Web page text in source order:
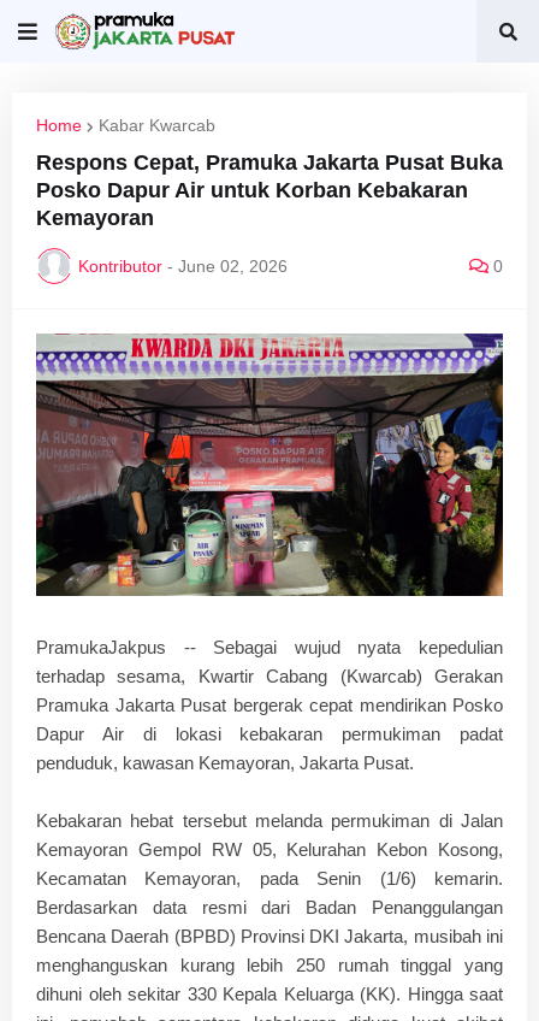
Home Kabar Kwarcab
Respons Cepat, Pramuka Jakarta Pusat Buka
Posko Dapur Air untuk Korban Kebakaran
Kemayoran
Kontributor - June 02, 2026 0
PramukaJakpus -- Sebagai wujud nyata kepedulian
terhadap sesama, Kwartir Cabang (Kwarcab) Gerakan
Pramuka Jakarta Pusat bergerak cepat mendirikan Posko
Dapur Air di lokasi kebakaran permukiman padat
penduduk, kawasan Kemayoran, Jakarta Pusat.
​Kebakaran hebat tersebut melanda permukiman di Jalan
Kemayoran Gempol RW 05, Kelurahan Kebon Kosong,
Kecamatan Kemayoran, pada Senin (1/6) kemarin.
Berdasarkan data resmi dari Badan Penanggulangan
Bencana Daerah (BPBD) Provinsi DKI Jakarta, musibah ini
menghanguskan kurang lebih 250 rumah tinggal yang
dihuni oleh sekitar 330 Kepala Keluarga (KK). Hingga saat